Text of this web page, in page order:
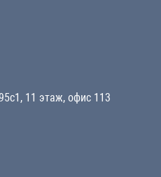
11 этаж, офис 113